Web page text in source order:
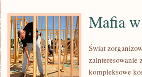
Mafia
Świat
kompleksowe